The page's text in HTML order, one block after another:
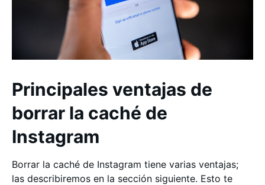
Principales ventajas de
borrar la caché de
Instagram
Borrar la caché de Instagram tiene varias ventajas;
las describiremos en la sección siguiente. Esto te